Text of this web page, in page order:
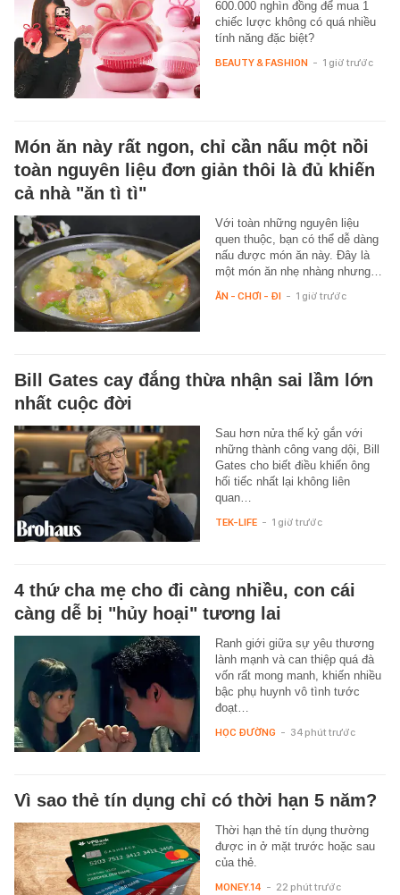
600.000 nghìn đồng để mua 1
chiếc lược không có quá nhiều
tính năng đặc biệt?
BEAUTY & FASHION - 1 giờ trước
Món ăn này rất ngon, chỉ cần nấu một nồi
toàn nguyên liệu đơn giản thôi là đủ khiến
cả nhà "ăn tì tì"
Với toàn những nguyên liệu
quen thuộc, bạn có thể dễ dàng
nấu được món ăn này. Đây là
một món ăn nhẹ nhàng nhưng…
ĂN - CHƠI - ĐI - 1 giờ trước
Bill Gates cay đắng thừa nhận sai lầm lớn
nhất cuộc đời
Sau hơn nửa thế kỷ gắn với
những thành công vang dội, Bill
Gates cho biết điều khiến ông
hối tiếc nhất lại không liên
quan…
TEK-LIFE - 1 giờ trước
4 thứ cha mẹ cho đi càng nhiều, con cái
càng dễ bị "hủy hoại" tương lai
Ranh giới giữa sự yêu thương
lành mạnh và can thiệp quá đà
vốn rất mong manh, khiến nhiều
bậc phụ huynh vô tình tước
đoạt…
HỌC ĐƯỜNG - 34 phút trước
Vì sao thẻ tín dụng chỉ có thời hạn 5 năm?
Thời hạn thẻ tín dụng thường
được in ở mặt trước hoặc sau
của thẻ.
MONEY.14 - 22 phút trước